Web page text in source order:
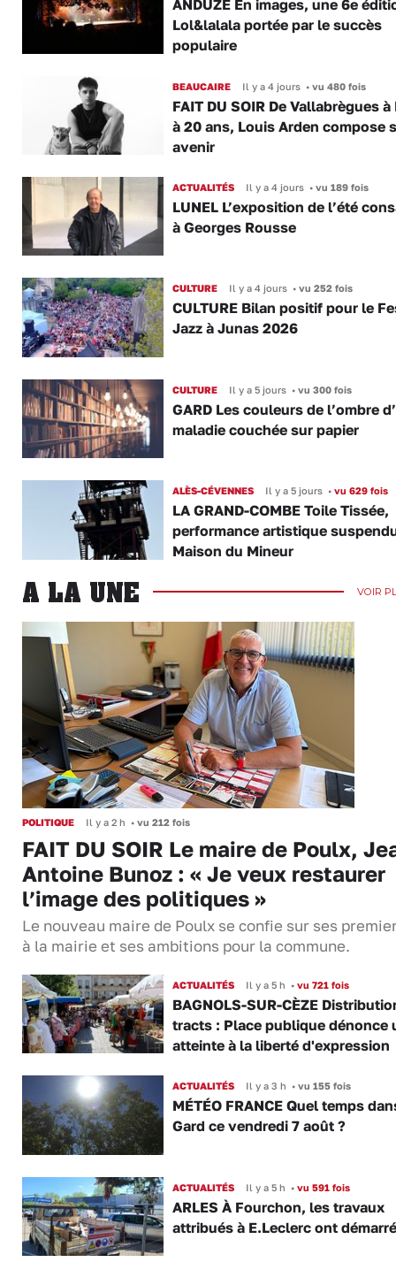
ANDUZE En images, une 6e
Lol&lalala portée par le succès
populaire
BEAUCAIRE Il y a 4 jours •vu 480 fois
FAIT DU SOIR De Vallabrègues à
à 20 ans, Louis Arden compose
avenir
ACTUALITÉS Il y a 4 jours •vu 189 fois
LUNEL L’exposition de l’été
à Georges Rousse
CULTURE Il y a 4 jours •vu 252 fois
CULTURE Bilan positif pour le
Jazz à Junas 2026
CULTURE Il y a 5 jours •vu 300 fois
GARD Les couleurs de l’ombre
maladie couchée sur papier
ALÈS-CÉVENNES Il y a 5 jours •vu 629 fois
LA GRAND-COMBE Toile Tissée,
performance artistique
Maison du Mineur
A LA UNE VOIR
POLITIQUE Il y a 2 h • vu 212 fois
FAIT DU SOIR Le maire de Poulx,
Antoine Bunoz : « Je veux restaurer
l’image des politiques »
Le nouveau maire de Poulx se confie sur ses
à la mairie et ses ambitions pour la commune.
ACTUALITÉS Il y a 5 h •vu 721 fois
BAGNOLS-SUR-CÈZE
tracts : Place publique dénonce
atteinte à la liberté d'expression
ACTUALITÉS Il y a 3 h •vu 155 fois
MÉTÉO FRANCE Quel temps
Gard ce vendredi 7 août ?
ACTUALITÉS Il y a 5 h •vu 591 fois
ARLES À Fourchon, les travaux
attribués à E.Leclerc ont démarré